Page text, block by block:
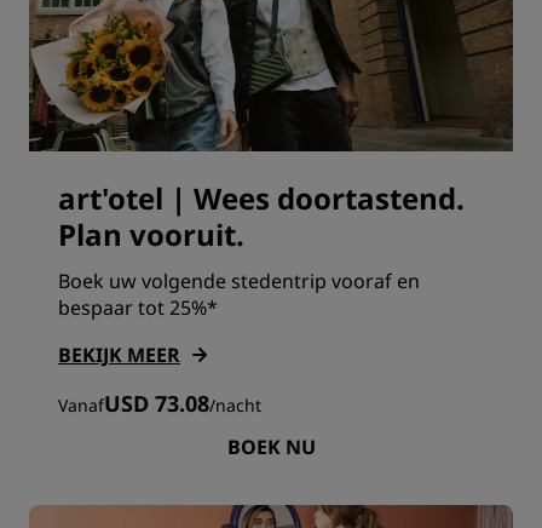
art'otel | Wees doortastend.
Plan vooruit.
Boek uw volgende stedentrip vooraf en
bespaar tot 25%*
BEKIJK MEER
VanafUSD 73.08/nacht
BOEK NU